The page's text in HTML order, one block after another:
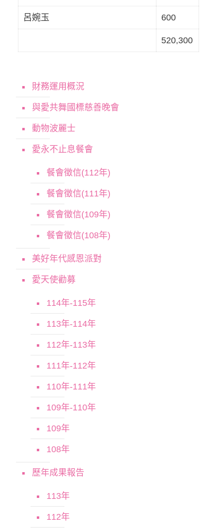
呂婉玉 600
520,300
財務運用概況
與愛共舞國標慈善晚會
動物波麗士
愛永不止息餐會
餐會徵信(112年)
餐會徵信(111年)
餐會徵信(109年)
餐會徵信(108年)
美好年代感恩派對
愛天使勸募
114年-115年
113年-114年
112年-113年
111年-112年
110年-111年
109年-110年
109年
108年
歷年成果報告
113年
112年